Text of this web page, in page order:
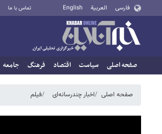
فارسی العربية English تماس با ما
صفحه اصلی سیاست اقتصاد فرهنگ جامعه
صفحه اصلی اخبار چندرسانه‌ای فیلم